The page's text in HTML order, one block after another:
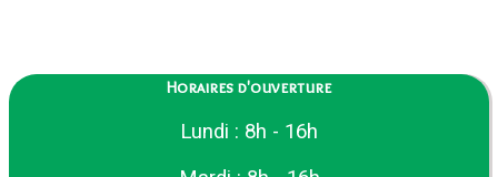
Horaires d'ouverture
Lundi : 8h - 16h